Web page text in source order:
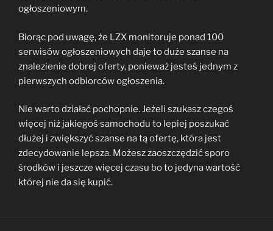
ogłoszeniowym.
Biorąc pod uwagę, że LZX monitoruje ponad 100
serwisów ogłoszeniowych daje to duże szanse na
znalezienie dobrej oferty, ponieważ jesteś jednym z
pierwszych odbiorców ogłoszenia.
Nie warto działać pochopnie. Jeżeli szukasz czegoś
więcej niż jakiegoś samochodu to lepiej poszukać
dłużej i zwiększyć szanse na tą ofertę, która jest
zdecydowanie lepsza. Możesz zaoszczędzić sporo
środków i jeszcze więcej czasu bo to jedyna wartość
której nie da się kupić.